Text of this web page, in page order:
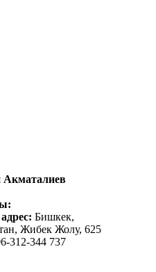
Акматалиев
Бишкек,
Жибек Жолу, 625
312-344 737